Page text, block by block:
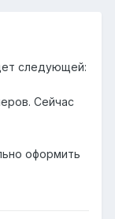
следующей:
Сейчас
оформить